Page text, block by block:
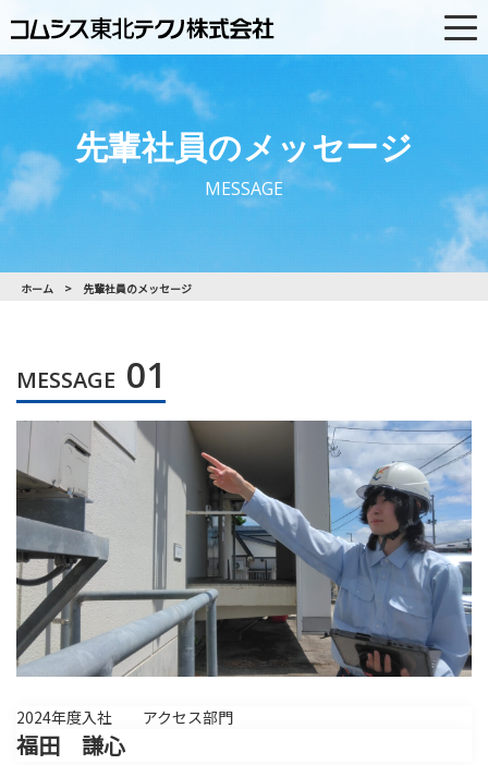
PAGE TOP
先輩社員のメッセージ
MESSAGE
ホーム 先輩社員のメッセージ
MESSAGE 01
2024年度入社 アクセス部門
福田 謙心